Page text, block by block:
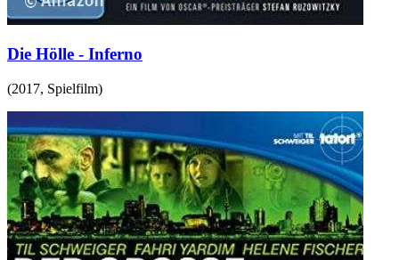
Die Hölle - Inferno
(2017, Spielfilm)